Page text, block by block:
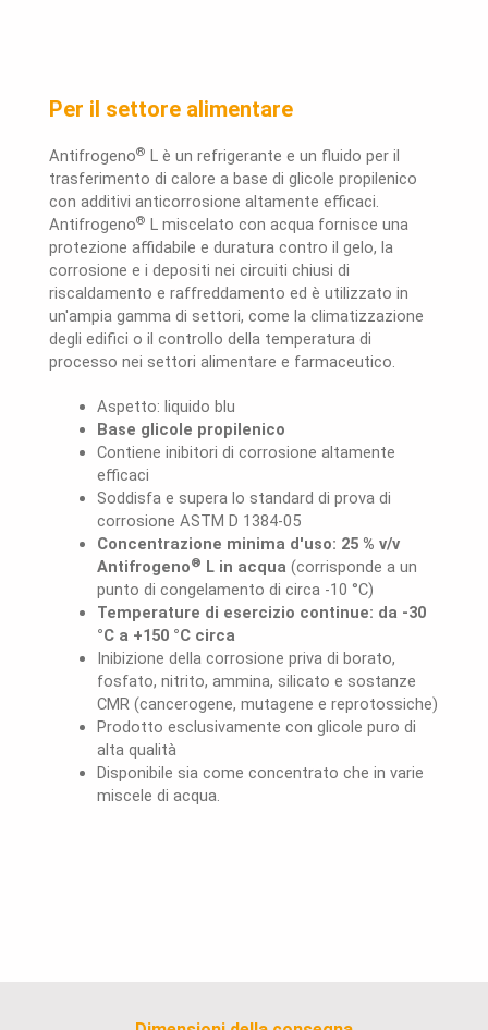
Per il settore alimentare
Antifrogeno® L è un refrigerante e un fluido per il
trasferimento di calore a base di glicole propilenico
con additivi anticorrosione altamente efficaci.
Antifrogeno® L miscelato con acqua fornisce una
protezione affidabile e duratura contro il gelo, la
corrosione e i depositi nei circuiti chiusi di
riscaldamento e raffreddamento ed è utilizzato in
un'ampia gamma di settori, come la climatizzazione
degli edifici o il controllo della temperatura di
processo nei settori alimentare e farmaceutico.
Aspetto: liquido blu
Base glicole propilenico
Contiene inibitori di corrosione altamente
efficaci
Soddisfa e supera lo standard di prova di
corrosione ASTM D 1384-05
Concentrazione minima d'uso: 25 % v/v
Antifrogeno® L in acqua (corrisponde a un
punto di congelamento di circa -10 °C)
Temperature di esercizio continue: da -30
°C a +150 °C circa
Inibizione della corrosione priva di borato,
fosfato, nitrito, ammina, silicato e sostanze
CMR (cancerogene, mutagene e reprotossiche)
Prodotto esclusivamente con glicole puro di
alta qualità
Disponibile sia come concentrato che in varie
miscele di acqua.